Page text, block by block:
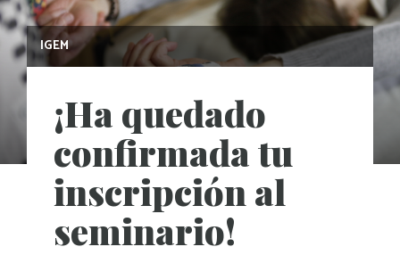
IGEM
¡Ha quedado
confirmada tu
inscripción al
seminario!